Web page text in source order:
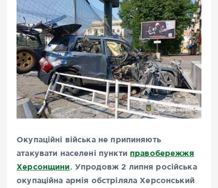
Окупаційні війська не припиняють
атакувати населені пункти правобережжя
Херсонщини. Упродовж 2 липня російська
окупаційна армія обстріляла Херсонський